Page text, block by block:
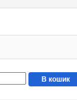
В кошик